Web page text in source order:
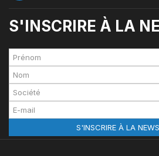
S'INSCRIRE À LA